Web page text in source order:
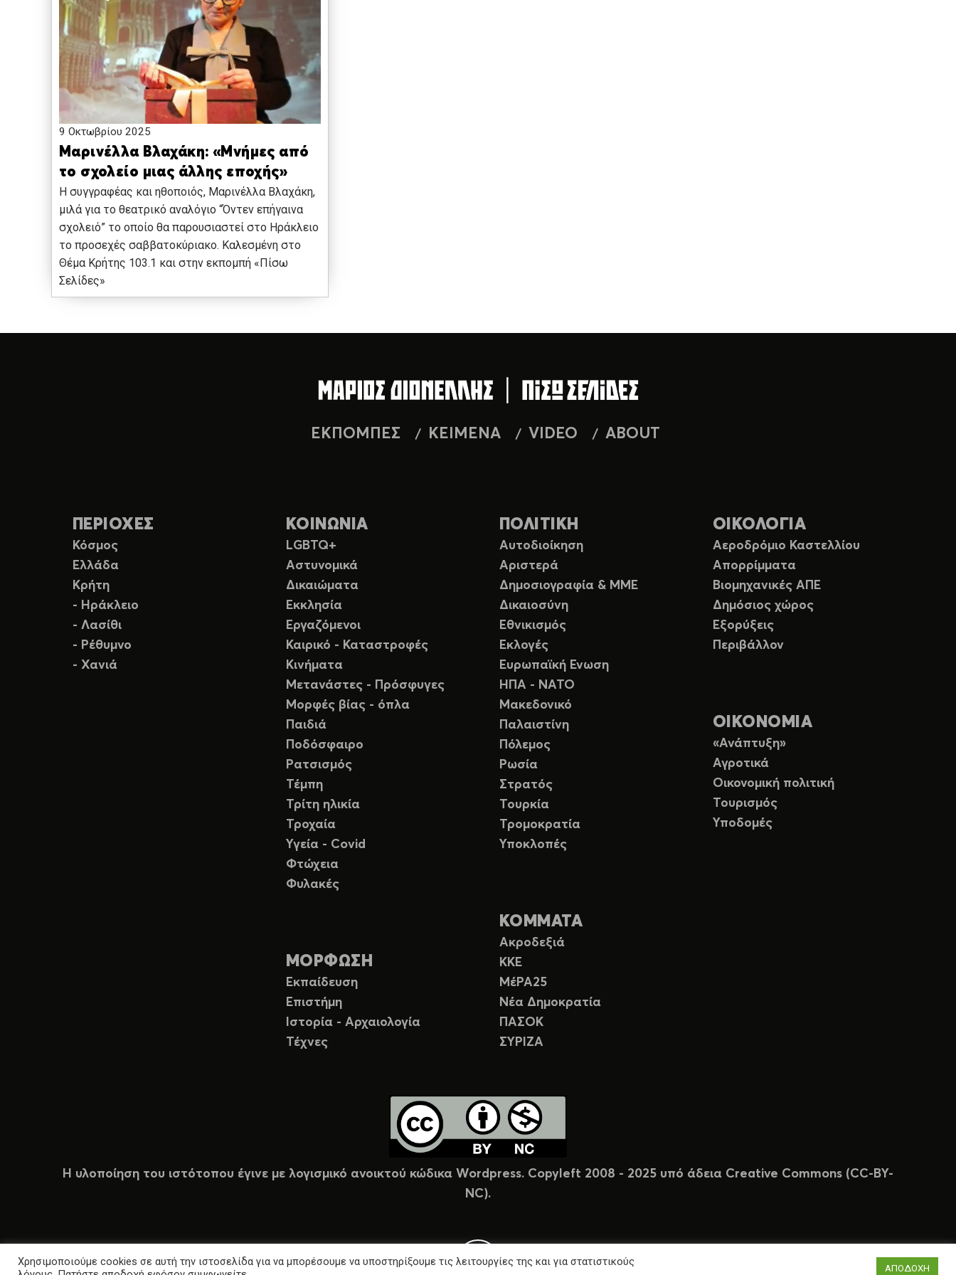
9 Οκτωβρίου 2025
Μαρινέλλα Βλαχάκη: «Μνήμες από
το σχολείο μιας άλλης εποχής»
Η συγγραφέας και ηθοποιός, Μαρινέλλα Βλαχάκη,
μιλά για το θεατρικό αναλόγιο “Όντεν επήγαινα
σχολειό” το οποίο θα παρουσιαστεί στο Ηράκλειο
το προσεχές σαββατοκύριακο. Καλεσμένη στο
Θέμα Κρήτης 103.1 και στην εκπομπή «Πίσω
Σελίδες»
ΕΚΠΟΜΠΕΣ ΚΕΙΜΕΝΑ VIDEO ABOUT
ΠΕΡΙΟΧΕΣ
Κόσμος
Ελλάδα
Κρήτη
- Ηράκλειο
- Λασίθι
- Ρέθυμνο
- Χανιά
ΚΟΙΝΩΝΙΑ
LGBTQ+
Αστυνομικά
Δικαιώματα
Εκκλησία
Εργαζόμενοι
Καιρικό - Καταστροφές
Κινήματα
Μετανάστες - Πρόσφυγες
Μορφές βίας - όπλα
Παιδιά
Ποδόσφαιρο
Ρατσισμός
Τέμπη
Τρίτη ηλικία
Τροχαία
Υγεία - Covid
Φτώχεια
Φυλακές
ΜΟΡΦΩΣΗ
Εκπαίδευση
Επιστήμη
Ιστορία - Αρχαιολογία
Τέχνες
ΠΟΛΙΤΙΚΗ
Αυτοδιοίκηση
Αριστερά
Δημοσιογραφία & ΜΜΕ
Δικαιοσύνη
Εθνικισμός
Εκλογές
Ευρωπαϊκή Ενωση
ΗΠΑ - ΝΑΤΟ
Μακεδονικό
Παλαιστίνη
Πόλεμος
Ρωσία
Στρατός
Τουρκία
Τρομοκρατία
Υποκλοπές
ΚΟΜΜΑΤΑ
Ακροδεξιά
ΚΚΕ
ΜέΡΑ25
Νέα Δημοκρατία
ΠΑΣΟΚ
ΣΥΡΙΖΑ
ΟΙΚΟΛΟΓΙΑ
Αεροδρόμιο Καστελλίου
Απορρίμματα
Βιομηχανικές ΑΠΕ
Δημόσιος χώρος
Εξορύξεις
Περιβάλλον
ΟΙΚΟΝΟΜΙΑ
«Ανάπτυξη»
Αγροτικά
Οικονομική πολιτική
Τουρισμός
Υποδομές
Η υλοποίηση του ιστότοπου έγινε με λογισμικό ανοικτού κώδικα Wordpress. Copyleft 2008 - 2025 υπό άδεια Creative Commons (CC-BY-
NC).
Χρησιμοποιούμε cookies σε αυτή την ιστοσελίδα για να μπορέσουμε να υποστηρίξουμε τις λειτουργίες της και για στατιστικούς
ΑΠΟΔΟΧΗ